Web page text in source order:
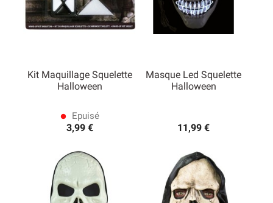
Kit Maquillage Squelette
Halloween
lens Epuisé
3,99 €
Masque Led Squelette
Halloween
11,99 €